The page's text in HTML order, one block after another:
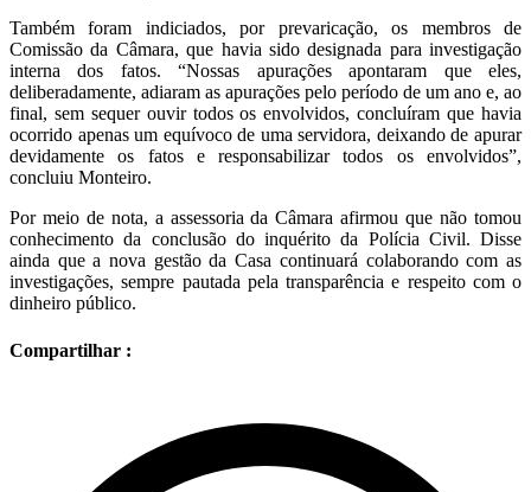
Também foram indiciados, por prevaricação, os membros de
Comissão da Câmara, que havia sido designada para investigação
interna dos fatos. “Nossas apurações apontaram que eles,
deliberadamente, adiaram as apurações pelo período de um ano e, ao
final, sem sequer ouvir todos os envolvidos, concluíram que havia
ocorrido apenas um equívoco de uma servidora, deixando de apurar
devidamente os fatos e responsabilizar todos os envolvidos”,
concluiu Monteiro.
Por meio de nota, a assessoria da Câmara afirmou que não tomou
conhecimento da conclusão do inquérito da Polícia Civil. Disse
ainda que a nova gestão da Casa continuará colaborando com as
investigações, sempre pautada pela transparência e respeito com o
dinheiro público.
Compartilhar :